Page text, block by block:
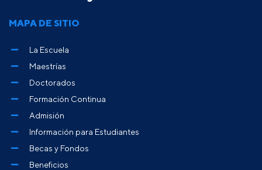
MAPA DE SITIO
La Escuela
Maestrías
Doctorados
Formación Continua
Admisión
Información para Estudiantes
Becas y Fondos
Beneficios